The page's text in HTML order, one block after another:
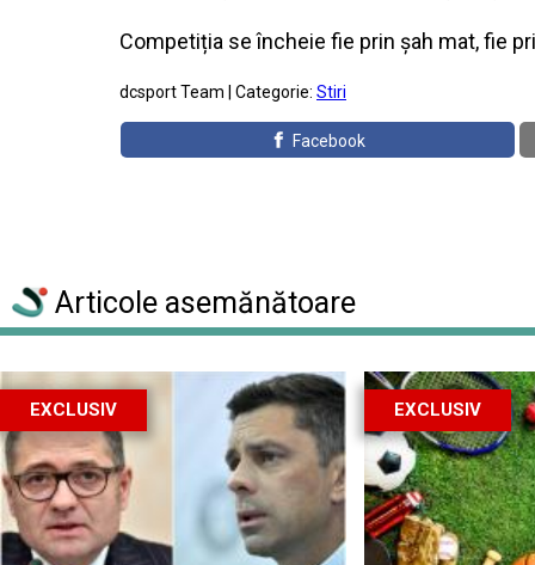
Competiția se încheie fie prin șah mat, fie
dcsport Team | Categorie: Stiri
Facebook
Articole asemănătoare
EXCLUSIV EXCLUSIV